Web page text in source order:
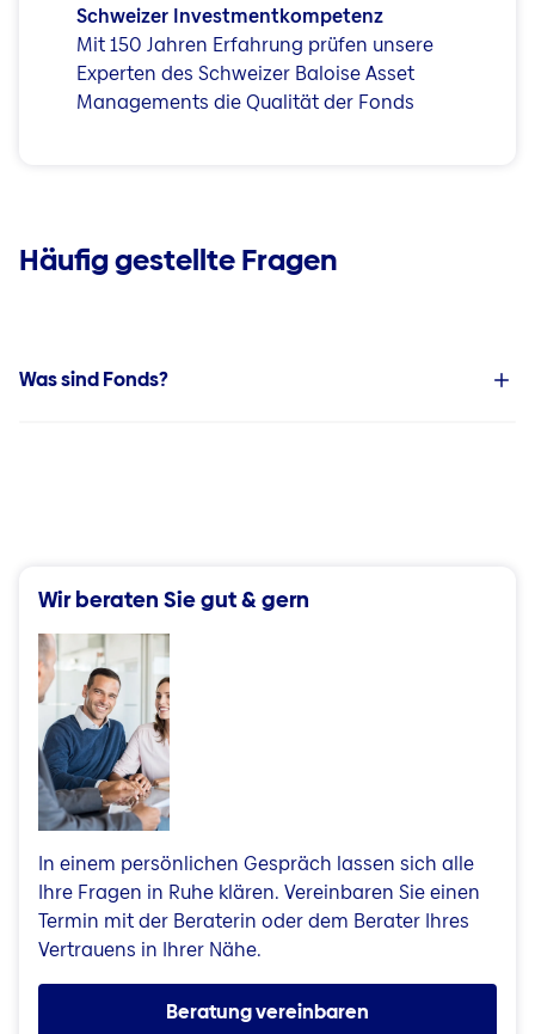
Schweizer Investmentkompetenz
Mit 150 Jahren Erfahrung prüfen unsere
Experten des Schweizer Baloise Asset
Managements die Qualität der Fonds
Häufig gestellte Fragen
Was sind Fonds?
Wir beraten Sie gut & gern
In einem persönlichen Gespräch lassen sich alle
Ihre Fragen in Ruhe klären. Vereinbaren Sie einen
Termin mit der Beraterin oder dem Berater Ihres
Vertrauens in Ihrer Nähe.
Beratung vereinbaren